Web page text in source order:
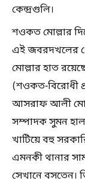
কেন্দ্রগুলি।
শওকত মোল্লার
এই জবরদখলের
মোল্লার হাত
(শওকত-বিরোধী
আসরাফ আলী
সম্পাদক সুমন
খাটিয়ে বহু
এমনকী থানার
সেখানে বসতেন।